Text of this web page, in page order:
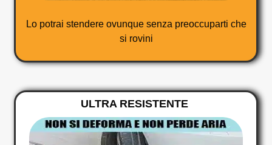
Lo potrai stendere ovunque senza preoccuparti che
si rovini
ULTRA RESISTENTE